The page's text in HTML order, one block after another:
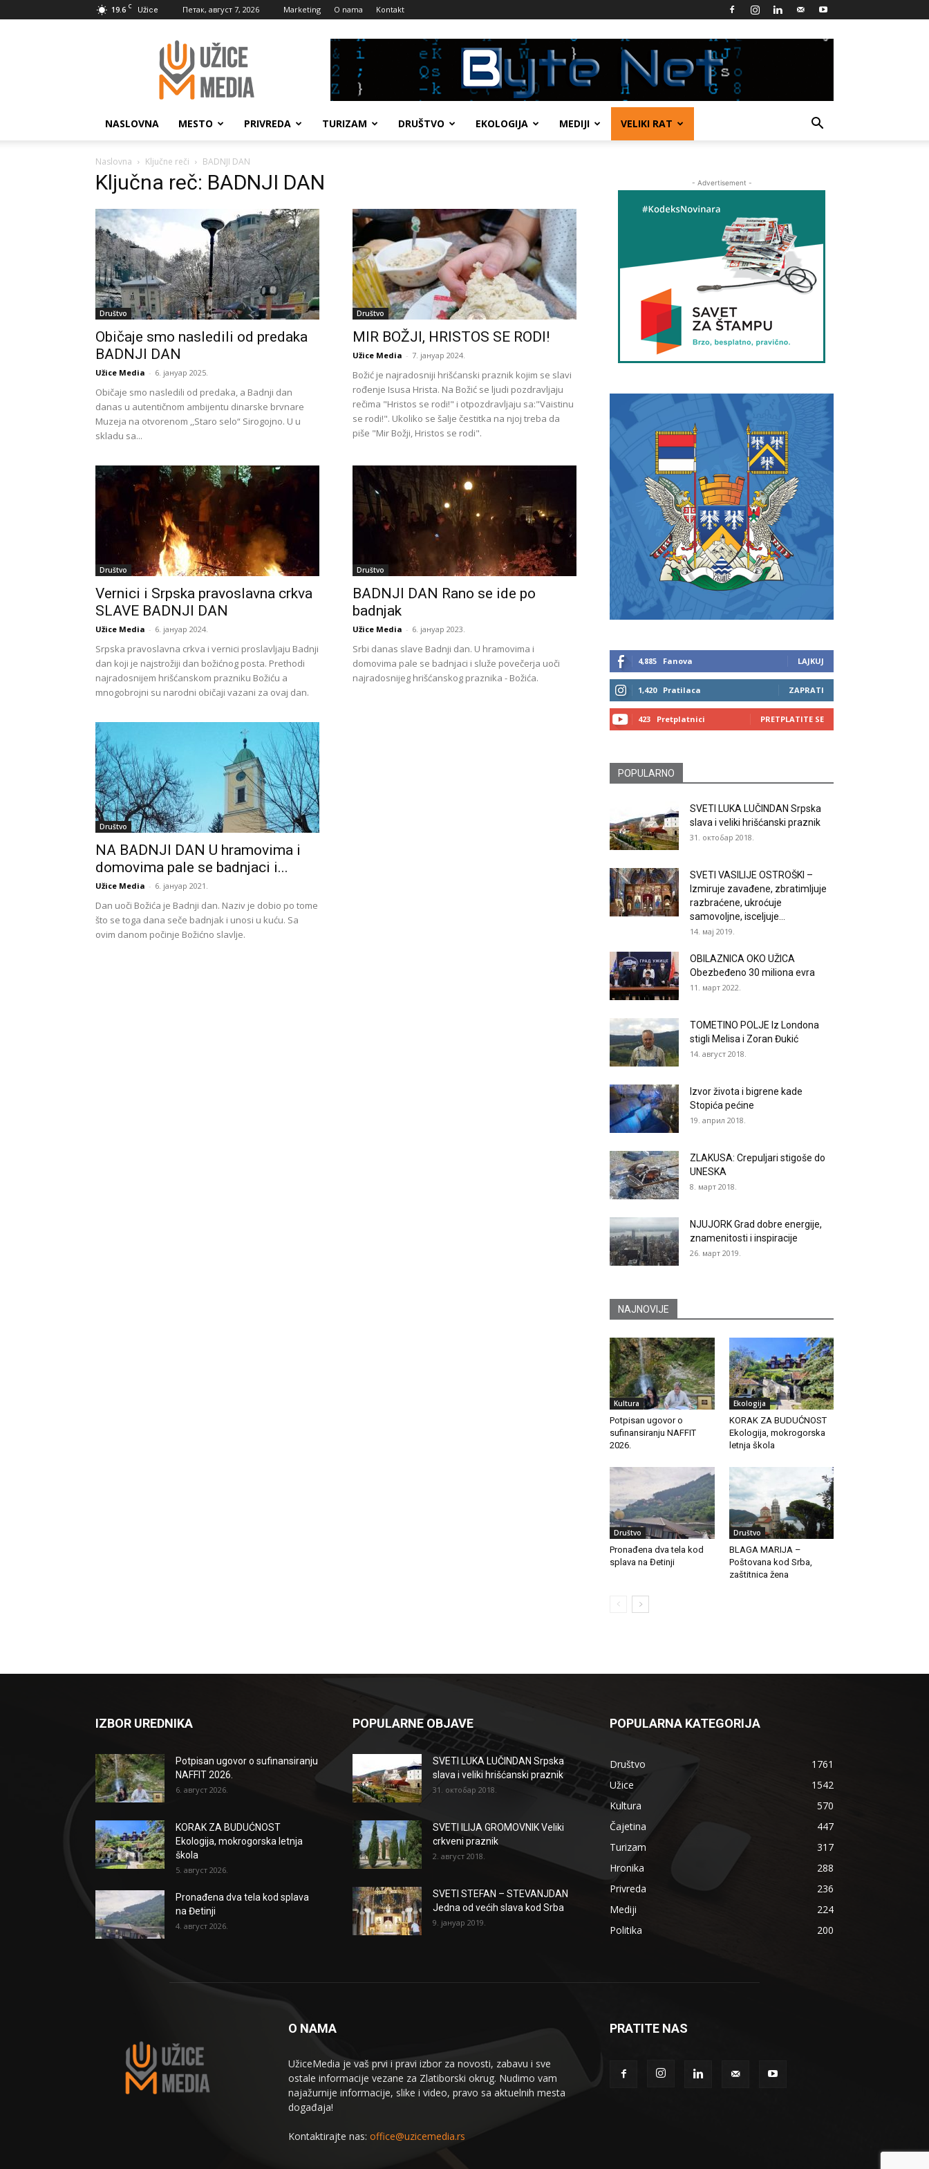
19.6 C Užice Петак, август 7, 2026 Marketing O nama Kontakt
UžiceMedia
NASLOVNA MESTO PRIVREDA TURIZAM DRUŠTVO EKOLOGIJA MEDIJI VELIKI RAT
Naslovna Ključne reči BADNJI DAN
Ključna reč: BADNJI DAN
Društvo
Običaje smo nasledili od predaka
BADNJI DAN
Užice Media - 6. јануар 2025.
Običaje smo nasledili od predaka, a Badnji dan
danas u autentičnom ambijentu dinarske brvnare
Muzeja na otvorenom ,,Staro selo“ Sirogojno. U u
skladu sa...
Društvo
MIR BOŽJI, HRISTOS SE RODI!
Užice Media - 7. јануар 2024.
Božić je najradosniji hrišćanski praznik kojim se slavi
rođenje Isusa Hrista. Na Božić se ljudi pozdravljaju
rečima "Hristos se rodi!" i otpozdravljaju sa:"Vaistinu
se rodi!". Ukoliko se šalje čestitka na njoj treba da
piše "Mir Božji, Hristos se rodi".
Društvo
Vernici i Srpska pravoslavna crkva
SLAVE BADNJI DAN
Užice Media - 6. јануар 2024.
Srpska pravoslavna crkva i vernici proslavljaju Badnji
dan koji je najstrožiji dan božićnog posta. Prethodi
najradosnijem hrišćanskom prazniku Božiću a
mnogobrojni su narodni običaji vazani za ovaj dan.
Društvo
BADNJI DAN Rano se ide po
badnjak
Užice Media - 6. јануар 2023.
Srbi danas slave Badnji dan. U hramovima i
domovima pale se badnjaci i služe povečerja uoči
najradosnijeg hrišćanskog praznika - Božića.
Društvo
NA BADNJI DAN U hramovima i
domovima pale se badnjaci i...
Užice Media - 6. јануар 2021.
Dan uoči Božića je Badnji dan. Naziv je dobio po tome
što se toga dana seče badnjak i unosi u kuću. Sa
ovim danom počinje Božićno slavlje.
- Advertisement -
4,885 Fanova LAJKUJ
1,420 Pratilaca ZAPRATI
423 Pretplatnici PRETPLATITE SE
POPULARNO
SVETI LUKA LUČINDAN Srpska
slava i veliki hrišćanski praznik
31. октобар 2018.
SVETI VASILIJE OSTROŠKI –
Izmiruje zavađene, zbratimljuje
razbraćene, ukroćuje
samovoljne, isceljuje...
14. мај 2019.
OBILAZNICA OKO UŽICA
Obezbeđeno 30 miliona evra
11. март 2022.
TOMETINO POLJE Iz Londona
stigli Melisa i Zoran Đukić
14. август 2018.
Izvor života i bigrene kade
Stopića pećine
19. април 2018.
ZLAKUSA: Crepuljari stigoše do
UNESKA
8. март 2018.
NJUJORK Grad dobre energije,
znamenitosti i inspiracije
26. март 2019.
NAJNOVIJE
Kultura
Potpisan ugovor o
sufinansiranju NAFFIT
2026.
Ekologija
KORAK ZA BUDUĆNOST
Ekologija, mokrogorska
letnja škola
Društvo
Pronađena dva tela kod
splava na Đetinji
Društvo
BLAGA MARIJA –
Poštovana kod Srba,
zaštitnica žena
IZBOR UREDNIKA
Potpisan ugovor o sufinansiranju
NAFFIT 2026.
6. август 2026.
KORAK ZA BUDUĆNOST
Ekologija, mokrogorska letnja
škola
5. август 2026.
Pronađena dva tela kod splava
na Đetinji
4. август 2026.
POPULARNE OBJAVE
SVETI LUKA LUČINDAN Srpska
slava i veliki hrišćanski praznik
31. октобар 2018.
SVETI ILIJA GROMOVNIK Veliki
crkveni praznik
2. август 2018.
SVETI STEFAN – STEVANJDAN
Jedna od većih slava kod Srba
9. јануар 2019.
POPULARNA KATEGORIJA
Društvo
1761
Užice
1542
Kultura
570
Čajetina
447
Turizam
317
Hronika
288
Privreda
236
Mediji
224
Politika
200
O NAMA
UžiceMedia je vaš prvi i pravi izbor za novosti, zabavu i sve
ostale informacije vezane za Zlatiborski okrug. Nudimo vam
najažurnije informacije, slike i video, pravo sa aktuelnih mesta
događaja!
Kontaktirajte nas: office@uzicemedia.rs
PRATITE NAS